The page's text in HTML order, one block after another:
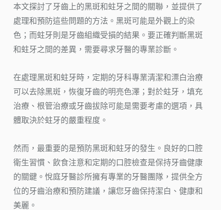
本文探討了牙齒上的黑斑和蛀牙之間的關聯，並提供了
處理和預防這些問題的方法。黑斑可能是外觀上的染
色；而蛀牙則是牙齒組織受損的結果。要正確判斷黑斑
和蛀牙之間的差異，需要尋求牙醫的專業診斷。
在處理黑斑和蛀牙時，定期的牙科專業清潔和漂白治療
可以去除黑斑，恢復牙齒的明亮色澤；對於蛀牙，填充
治療、根管治療或牙齒拔除可能是需要考慮的選項，具
體取決於蛀牙的嚴重程度。
然而，最重要的是預防黑斑和蛀牙的發生。良好的口腔
衛生習慣、飲食注意和定期的口腔檢查是保持牙齒健康
的關鍵。悅庭牙醫診所擁有專業的牙醫團隊，提供全方
位的牙齒治療和預防建議，讓您牙齒保持潔白、健康和
美麗。